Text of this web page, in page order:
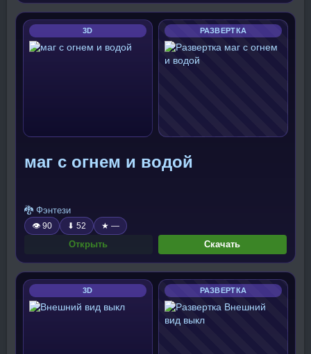
3D РАЗВЕРТКА
маг с огнем и водой
🐉 Фэнтези
👁 90 ⬇ 52 ★ —
Открыть Скачать
3D РАЗВЕРТКА